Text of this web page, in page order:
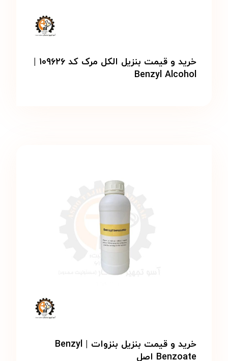
خرید و قیمت بنزیل الکل مرک کد ۱۰۹۶۲۶ |
Benzyl Alcohol
خرید و قیمت بنزیل بنزوات | Benzyl
Benzoate اصل